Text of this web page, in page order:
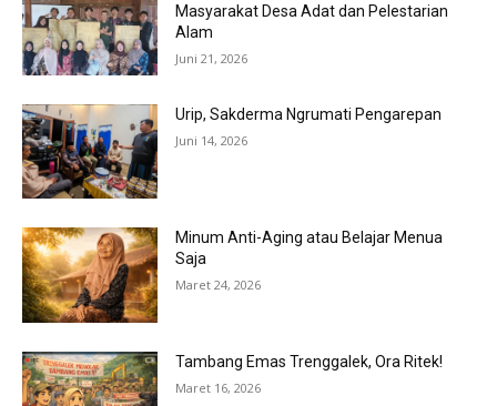
Masyarakat Desa Adat dan Pelestarian
Alam
Juni 21, 2026
Urip, Sakderma Ngrumati Pengarepan
Juni 14, 2026
Minum Anti-Aging atau Belajar Menua
Saja
Maret 24, 2026
Tambang Emas Trenggalek, Ora Ritek!
Maret 16, 2026